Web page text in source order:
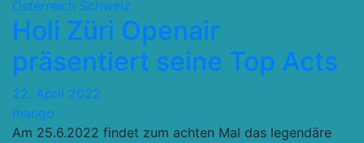
Österreich Schweiz
Holi Züri Openair
präsentiert seine Top Acts
22. April 2022
mango
Am 25.6.2022 findet zum achten Mal das legendäre